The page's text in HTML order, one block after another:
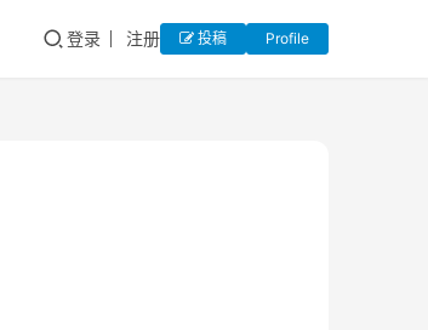
登录 注册 投稿 Profile